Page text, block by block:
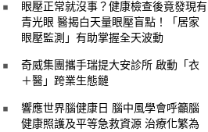
眼壓正常就沒事？健康檢查後竟發現有
青光眼 醫揭白天量眼壓盲點！「居家
眼壓監測」有助掌握全天波動
奇威集團攜手瑞提大安診所 啟動「衣
＋醫」跨業生態鏈
響應世界腦健康日 腦中風學會呼籲腦
健康照護及平等急救資源 治療化繁為